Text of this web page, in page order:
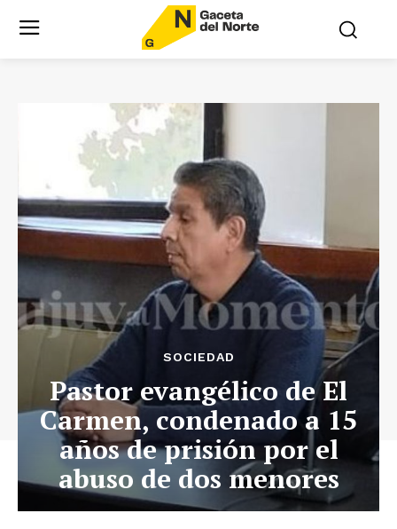
SOCIEDAD
Pastor evangélico de El
Carmen, condenado a 15
años de prisión por el
abuso de dos menores